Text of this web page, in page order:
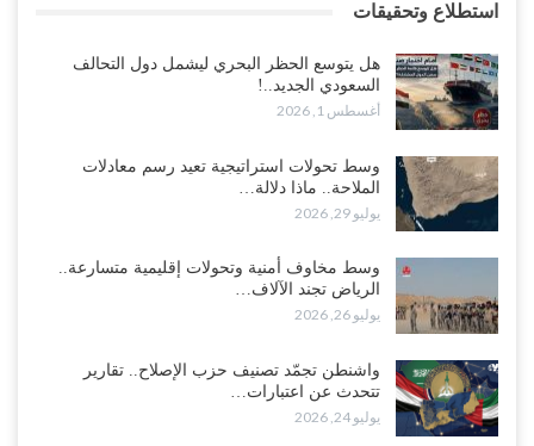
استطلاع وتحقيقات
هل يتوسع الحظر البحري ليشمل دول التحالف
السعودي الجديد..!
أغسطس 1, 2026
وسط تحولات استراتيجية تعيد رسم معادلات
الملاحة.. ماذا دلالة…
يوليو 29, 2026
وسط مخاوف أمنية وتحولات إقليمية متسارعة..
الرياض تجند الآلاف…
يوليو 26, 2026
واشنطن تجمّد تصنيف حزب الإصلاح.. تقارير
تتحدث عن اعتبارات…
يوليو 24, 2026